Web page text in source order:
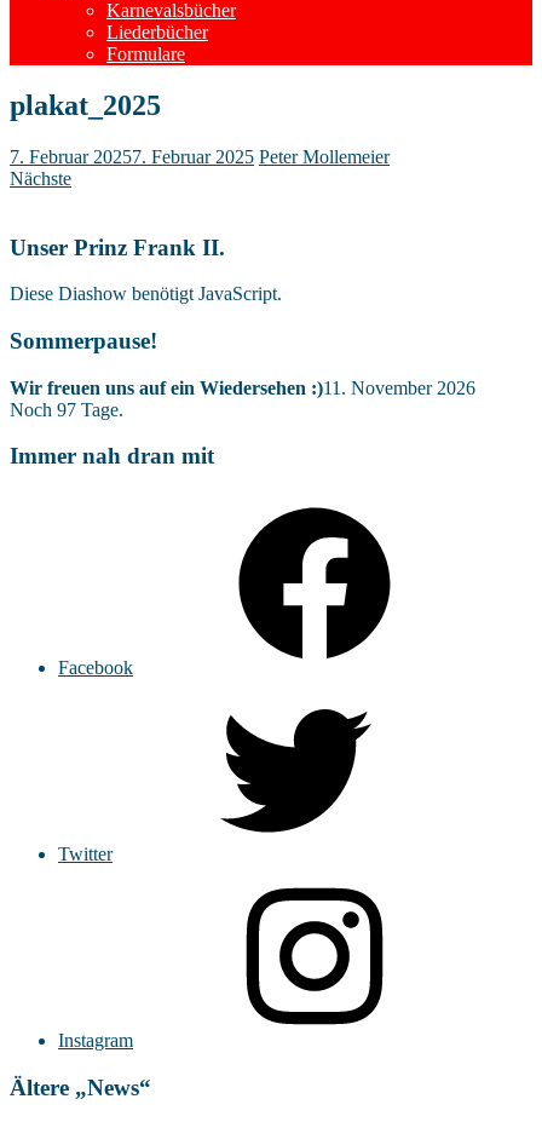
Karnevalsbücher
Liederbücher
Formulare
plakat_2025
7. Februar 20257. Februar 2025 Peter Mollemeier
Nächste
Unser Prinz Frank II.
Diese Diashow benötigt JavaScript.
Sommerpause!
Wir freuen uns auf ein Wiedersehen :)11. November 2026
Noch 97 Tage.
Immer nah dran mit
Facebook
Twitter
Instagram
Ältere „News“